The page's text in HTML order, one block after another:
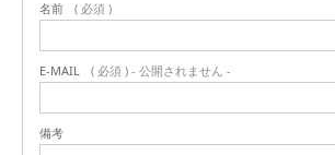
名前 ( 必須 )
E-MAIL ( 必須 ) - 公開されません -
備考